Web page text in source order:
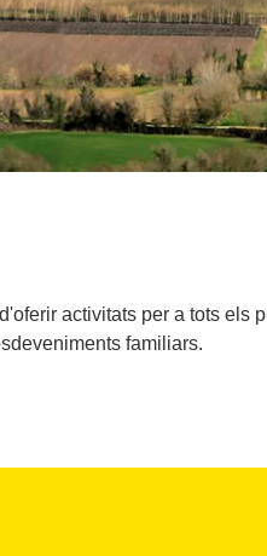
activitats per a tots els
familiars.